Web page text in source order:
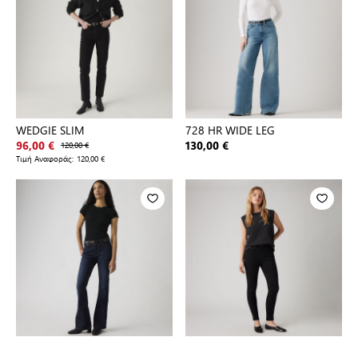
WEDGIE SLIM
96,00 € 120,00 €
Τιμή Αναφοράς: 120,00 €
728 HR WIDE LEG
130,00 €